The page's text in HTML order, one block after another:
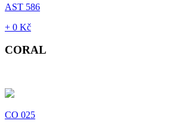
AST 586
+ 0 Kč
CORAL
CO 025